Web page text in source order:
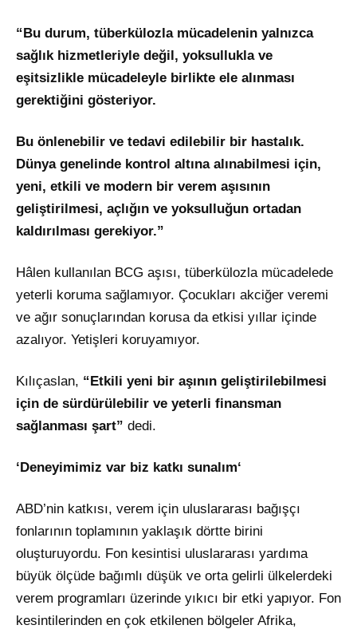
“Bu durum, tüberkülozla mücadelenin yalnızca
sağlık hizmetleriyle değil, yoksullukla ve
eşitsizlikle mücadeleyle birlikte ele alınması
gerektiğini gösteriyor.
Bu önlenebilir ve tedavi edilebilir bir hastalık.
Dünya genelinde kontrol altına alınabilmesi için,
yeni, etkili ve modern bir verem aşısının
geliştirilmesi, açlığın ve yoksulluğun ortadan
kaldırılması gerekiyor.”
Hâlen kullanılan BCG aşısı, tüberkülozla mücadelede
yeterli koruma sağlamıyor. Çocukları akciğer veremi
ve ağır sonuçlarından korusa da etkisi yıllar içinde
azalıyor. Yetişleri koruyamıyor.
Kılıçaslan, “Etkili yeni bir aşının geliştirilebilmesi
için de sürdürülebilir ve yeterli finansman
sağlanması şart” dedi.
‘Deneyimimiz var biz katkı sunalım‘
ABD’nin katkısı, verem için uluslararası bağışçı
fonlarının toplamının yaklaşık dörtte birini
oluşturuyordu. Fon kesintisi uluslararası yardıma
büyük ölçüde bağımlı düşük ve orta gelirli ülkelerdeki
verem programları üzerinde yıkıcı bir etki yapıyor. Fon
kesintilerinden en çok etkilenen bölgeler Afrika,